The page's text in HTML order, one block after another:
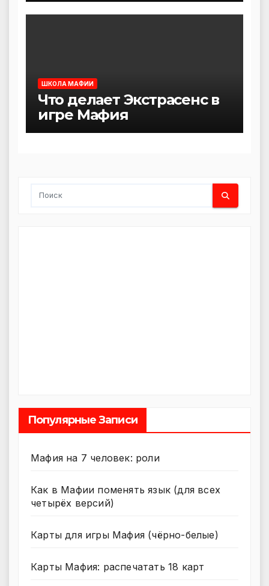
ШКОЛА МАФИИ
Что делает Экстрасенс в
игре Мафия
Популярные Записи
Мафия на 7 человек: роли
Как в Мафии поменять язык (для всех
четырёх версий)
Карты для игры Мафия (чёрно-белые)
Карты Мафия: распечатать 18 карт